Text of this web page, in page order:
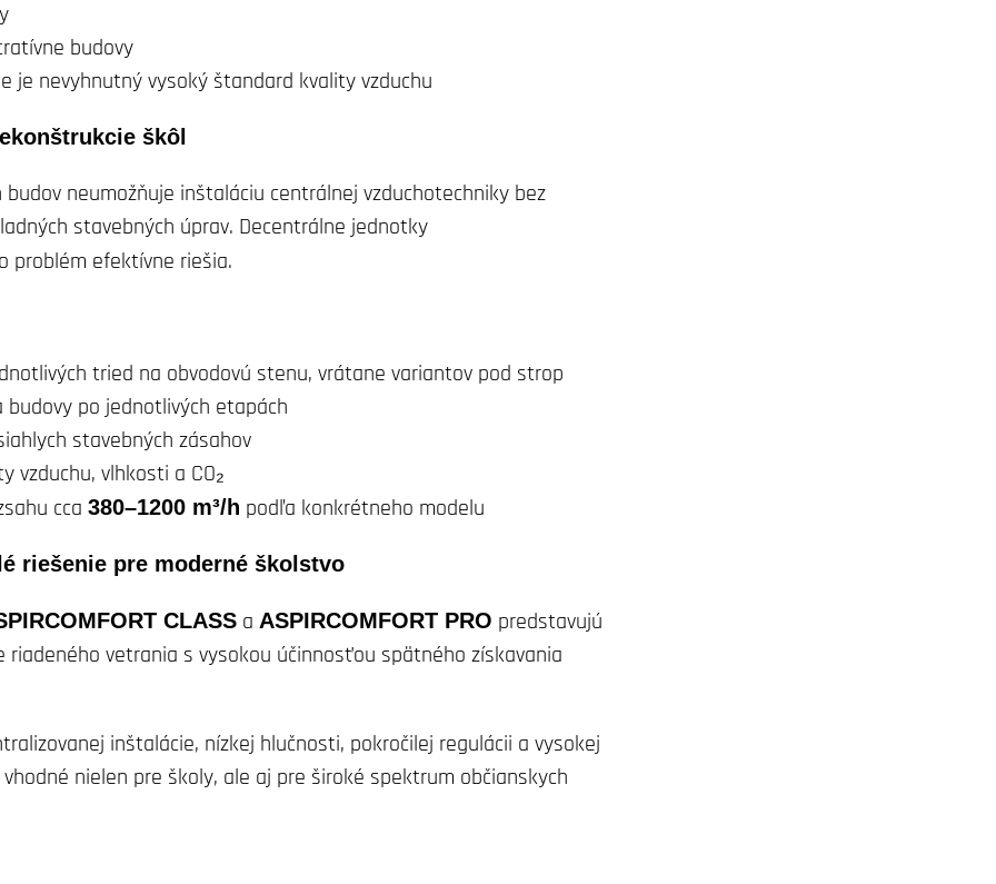
budovy
je nevyhnutný vysoký štandard kvality vzduchu
škôl
neumožňuje inštaláciu centrálnej vzduchotechniky bez
stavebných úprav. Decentrálne jednotky
problém efektívne riešia.
tried na obvodovú stenu, vrátane variantov pod strop
budovy po jednotlivých etapách
stavebných zásahov
vzduchu, vlhkosti a CO₂
cca 380–1200 m³/h podľa konkrétneho modelu
riešenie pre moderné školstvo
CLASS a ASPIRCOMFORT PRO predstavujú
riadeného vetrania s vysokou účinnosťou spätného získavania
inštalácie, nízkej hlučnosti, pokročilej regulácii a vysokej
nielen pre školy, ale aj pre široké spektrum občianskych